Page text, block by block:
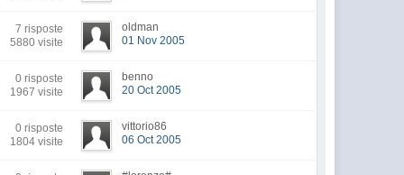
7 risposte
5880 visite
oldman
01 Nov 2005
0 risposte
1967 visite
benno
20 Oct 2005
0 risposte
1804 visite
vittorio86
06 Oct 2005